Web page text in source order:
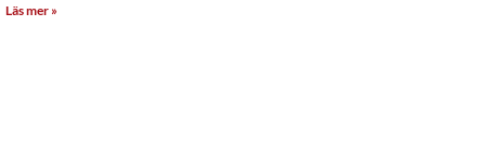
Läs mer »